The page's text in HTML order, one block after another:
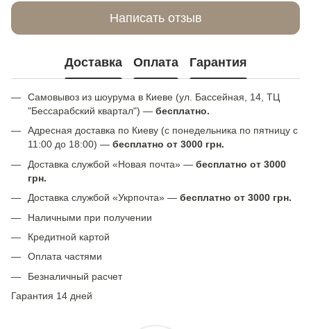
Написать отзыв
Доставка Оплата Гарантия
Самовывоз из шоурума в Киеве (ул. Бассейная, 14, ТЦ
"Бессарабский квартал") — бесплатно.
Адресная доставка по Киеву (с понедельника по пятницу с
11:00 до 18:00) — бесплатно от 3000 грн.
Доставка службой «Новая почта» — бесплатно от 3000
грн.
Доставка службой «Укрпочта» — бесплатно от 3000 грн.
Наличными при получении
Кредитной картой
Оплата частями
Безналичный расчет
Гарантия 14 дней